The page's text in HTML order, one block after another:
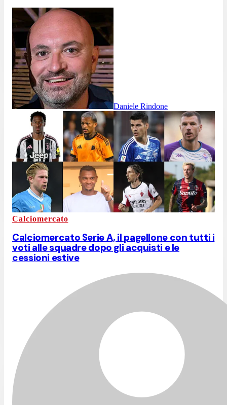
Daniele Rindone
Calciomercato
Calciomercato Serie A, il pagellone con tutti i
voti alle squadre dopo gli acquisti e le
cessioni estive